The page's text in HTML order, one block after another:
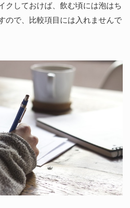
クしておけば、飲む頃には泡はち
ので、比較項目には入れませんで